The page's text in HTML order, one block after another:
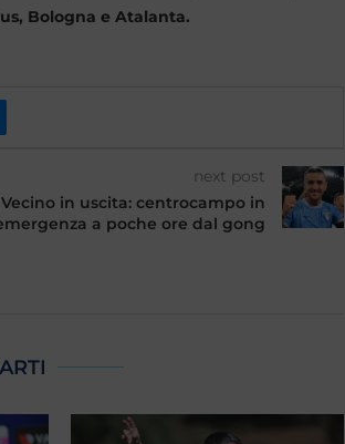
Bologna e Atalanta.
next post
Vecino in uscita: centrocampo in
a poche ore dal gong